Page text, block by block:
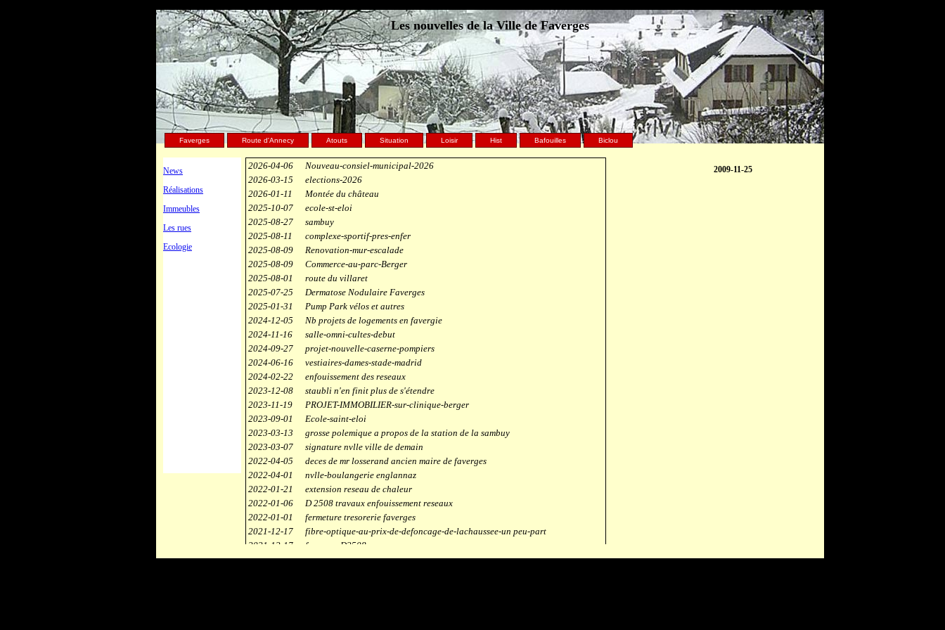
Les nouvelles de la Ville de Faverges
News
Réalisations
Immeubles
Les rues
Ecologie
Faverges Route d'Annecy Atouts Situation Loisir Hist Bafouilles Biclou
2026-04-06
Nouveau-consiel-municipal-2026
2026-03-15
elections-2026
2026-01-11
Montée du château
2025-10-07
ecole-st-eloi
2025-08-27
sambuy
2025-08-11
complexe-sportif-pres-enfer
2025-08-09
Renovation-mur-escalade
2025-08-09
Commerce-au-parc-Berger
2025-08-01
route du villaret
2025-07-25
Dermatose Nodulaire Faverges
2025-01-31
Pump Park vélos et autres
2024-12-05
Nb projets de logements en favergie
2024-11-16
salle-omni-cultes-debut
2024-09-27
projet-nouvelle-caserne-pompiers
2024-06-16
vestiaires-dames-stade-madrid
2024-02-22
enfouissement des reseaux
2023-12-08
staubli n'en finit plus de s'étendre
2023-11-19
PROJET-IMMOBILIER-sur-clinique-berger
2023-09-01
Ecole-saint-eloi
2023-03-13
grosse polemique a propos de la station de la sambuy
2023-03-07
signature nvlle ville de demain
2022-04-05
deces de mr losserand ancien maire de faverges
2022-04-01
nvlle-boulangerie englannaz
2022-01-21
extension reseau de chaleur
2022-01-06
D 2508 travaux enfouissement reseaux
2022-01-01
fermeture tresorerie faverges
2021-12-17
fibre-optique-au-prix-de-defoncage-de-lachaussee-un peu-part
2021-12-17
faverges-D2508
2021-12-17
staubli
2009-11-25